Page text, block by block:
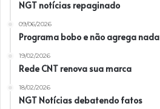
NGT notícias repaginado
09/06/2026
Programa bobo e não agrega nada
19/02/2026
Rede CNT renova sua marca
18/02/2026
NGT Notícias debatendo fatos